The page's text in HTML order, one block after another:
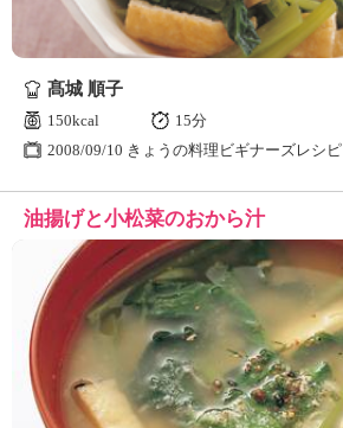
髙城 順子
150kcal
15分
2008/09/10 きょうの料理ビギナーズレシピ
油揚げと小松菜のおから汁